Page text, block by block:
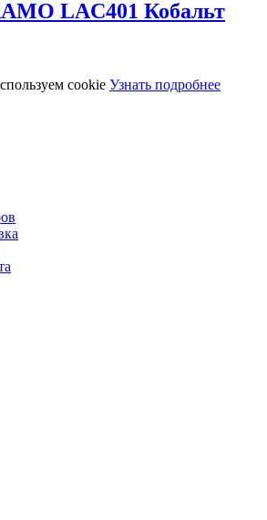
LAC401 Кобальт
cookie Узнать подробнее